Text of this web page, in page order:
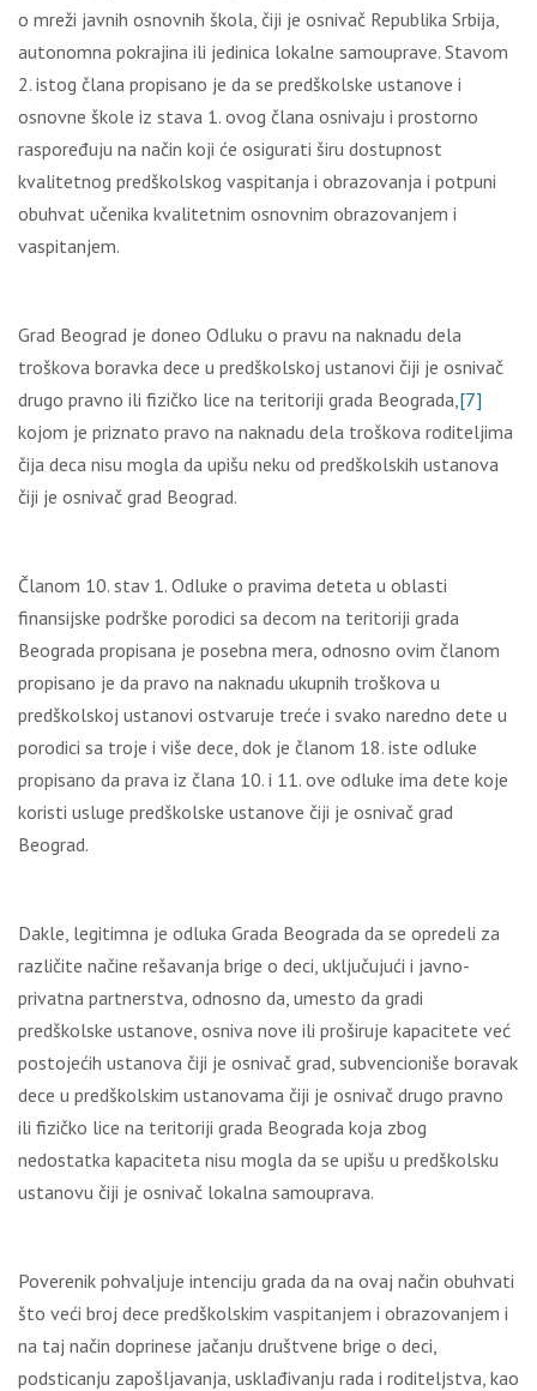
o mreži javnih osnovnih škola, čiji je osnivač Republika Srbija,
autonomna pokrajina ili jedinica lokalne samouprave. Stavom
2. istog člana propisano je da se predškolske ustanove i
osnovne škole iz stava 1. ovog člana osnivaju i prostorno
raspoređuju na način koji će osigurati širu dostupnost
kvalitetnog predškolskog vaspitanja i obrazovanja i potpuni
obuhvat učenika kvalitetnim osnovnim obrazovanjem i
vaspitanjem.
Grad Beograd je doneo Odluku o pravu na naknadu dela
troškova boravka dece u predškolskoj ustanovi čiji je osnivač
drugo pravno ili fizičko lice na teritoriji grada Beograda,[7]
kojom je priznato pravo na naknadu dela troškova roditeljima
čija deca nisu mogla da upišu neku od predškolskih ustanova
čiji je osnivač grad Beograd.
Članom 10. stav 1. Odluke o pravima deteta u oblasti
finansijske podrške porodici sa decom na teritoriji grada
Beograda propisana je posebna mera, odnosno ovim članom
propisano je da pravo na naknadu ukupnih troškova u
predškolskoj ustanovi ostvaruje treće i svako naredno dete u
porodici sa troje i više dece, dok je članom 18. iste odluke
propisano da prava iz člana 10. i 11. ove odluke ima dete koje
koristi usluge predškolske ustanove čiji je osnivač grad
Beograd.
Dakle, legitimna je odluka Grada Beograda da se opredeli za
različite načine rešavanja brige o deci, uključujući i javno-
privatna partnerstva, odnosno da, umesto da gradi
predškolske ustanove, osniva nove ili proširuje kapacitete već
postojećih ustanova čiji je osnivač grad, subvencioniše boravak
dece u predškolskim ustanovama čiji je osnivač drugo pravno
ili fizičko lice na teritoriji grada Beograda koja zbog
nedostatka kapaciteta nisu mogla da se upišu u predškolsku
ustanovu čiji je osnivač lokalna samouprava.
Poverenik pohvaljuje intenciju grada da na ovaj način obuhvati
što veći broj dece predškolskim vaspitanjem i obrazovanjem i
na taj način doprinese jačanju društvene brige o deci,
podsticanju zapošljavanja, usklađivanju rada i roditeljstva, kao